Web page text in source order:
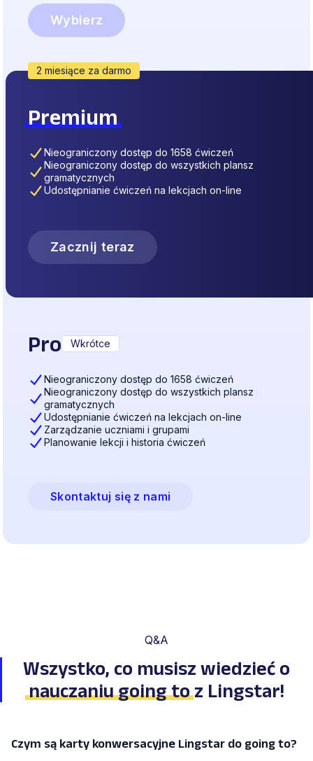
Wybierz
2 miesiące za darmo
Premium
Nieograniczony dostęp do 1658 ćwiczeń
Nieograniczony dostęp do wszystkich plansz
gramatycznych
Udostępnianie ćwiczeń na lekcjach on-line
Zacznij teraz
Pro Wkrótce
Nieograniczony dostęp do 1658 ćwiczeń
Nieograniczony dostęp do wszystkich plansz
gramatycznych
Udostępnianie ćwiczeń na lekcjach on-line
Zarządzanie uczniami i grupami
Planowanie lekcji i historia ćwiczeń
Skontaktuj się z nami
Q&A
Wszystko, co musisz wiedzieć o
nauczaniu going toz Lingstar!
Czym są karty konwersacyjne Lingstar do going to?